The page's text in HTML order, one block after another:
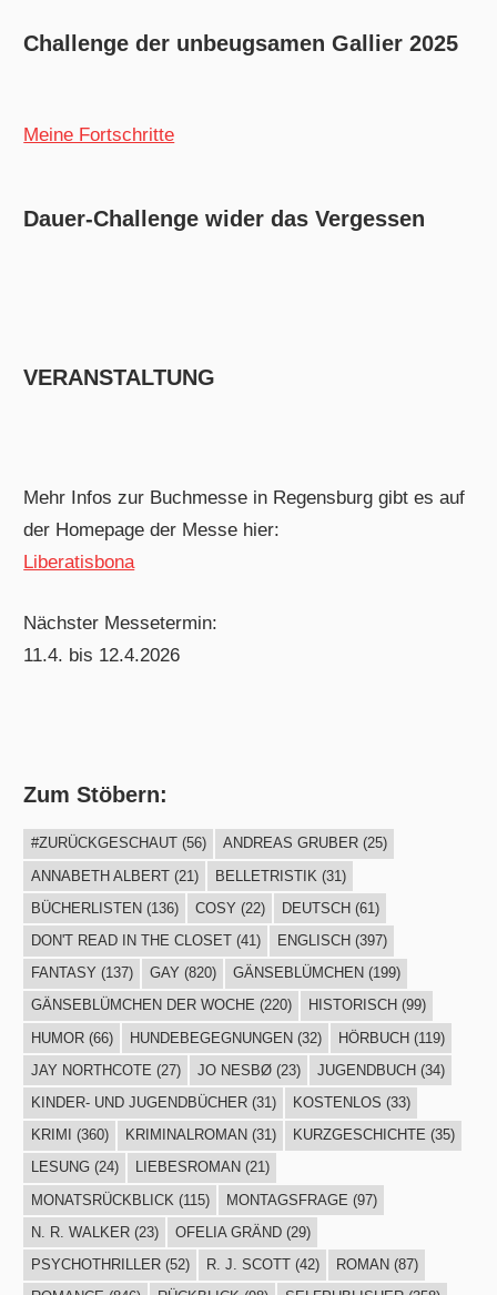
Challenge der unbeugsamen Gallier 2025
Meine Fortschritte
Dauer-Challenge wider das Vergessen
VERANSTALTUNG
Mehr Infos zur Buchmesse in Regensburg gibt es auf
der Homepage der Messe hier:
Liberatisbona
Nächster Messetermin:
11.4. bis 12.4.2026
Zum Stöbern:
#ZURÜCKGESCHAUT(56) ANDREAS GRUBER(25)
ANNABETH ALBERT(21) BELLETRISTIK (31)
BÜCHERLISTEN (136) COSY (22) DEUTSCH (61)
DON'T READ IN THE CLOSET(41) ENGLISCH (397)
FANTASY (137) GAY (820) GÄNSEBLÜMCHEN (199)
GÄNSEBLÜMCHEN DER WOCHE (220) HISTORISCH (99)
HUMOR(66) HUNDEBEGEGNUNGEN(32) HÖRBUCH(119)
JAY NORTHCOTE (27) JO NESBØ(23) JUGENDBUCH (34)
KINDER- UND JUGENDBÜCHER(31) KOSTENLOS (33)
KRIMI
(360) KRIMINALROMAN (31) KURZGESCHICHTE (35)
LESUNG(24) LIEBESROMAN (21)
MONATSRÜCKBLICK (115) MONTAGSFRAGE (97)
N. R. WALKER(23) OFELIA GRÄND(29)
PSYCHOTHRILLER(52) R. J. SCOTT(42) ROMAN (87)